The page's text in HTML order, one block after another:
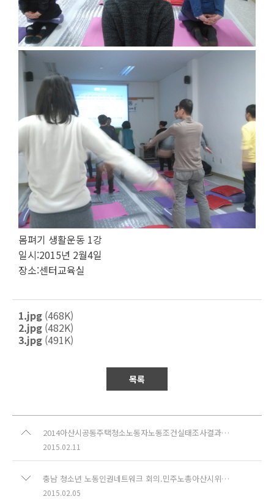
몸펴기 생활운동 1강
일시:2015년 2월4일
장소:센터교육실
1.jpg (468K)
2.jpg (482K)
3.jpg (491K)
목록
2014아산시공동주택청소노동자노동조건실태조사결과발표회
2015.02.11
충남 청소년 노동인권네트워크 회의.민주노총아산시위원회 정기 회의
2015.02.05